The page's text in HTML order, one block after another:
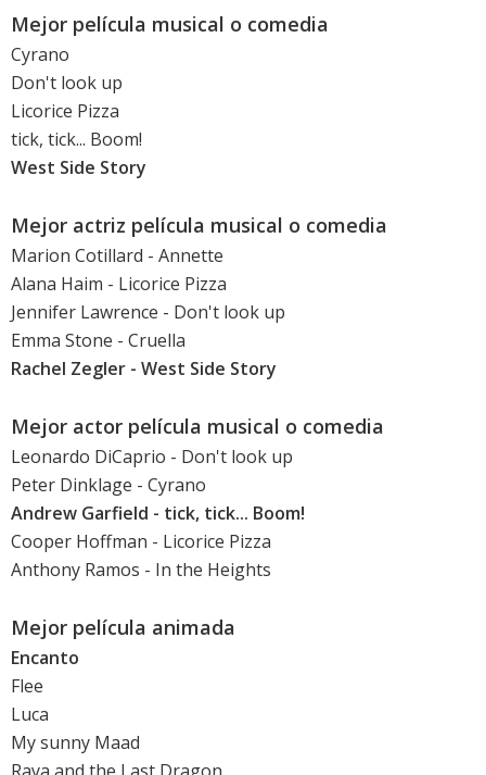
Mejor película musical o comedia
Cyrano
Don't look up
Licorice Pizza
tick, tick... Boom!
West Side Story
Mejor actriz película musical o comedia
Marion Cotillard - Annette
Alana Haim - Licorice Pizza
Jennifer Lawrence - Don't look up
Emma Stone - Cruella
Rachel Zegler - West Side Story
Mejor actor película musical o comedia
Leonardo DiCaprio - Don't look up
Peter Dinklage - Cyrano
Andrew Garfield - tick, tick... Boom!
Cooper Hoffman - Licorice Pizza
Anthony Ramos - In the Heights
Mejor película animada
Encanto
Flee
Luca
My sunny Maad